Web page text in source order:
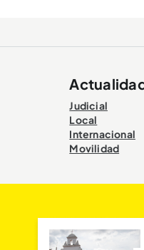
Judicial
Local
Internacional
Movilidad